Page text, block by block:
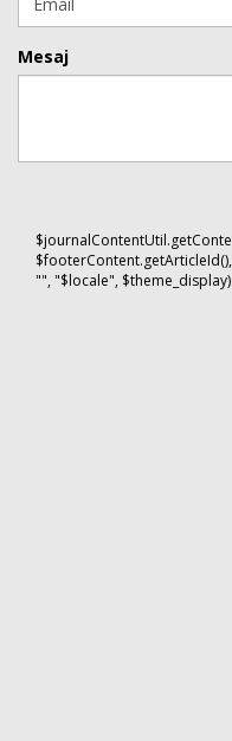
Mesaj
$footerContent.getArticleId(),
"", "$locale", $theme_display)